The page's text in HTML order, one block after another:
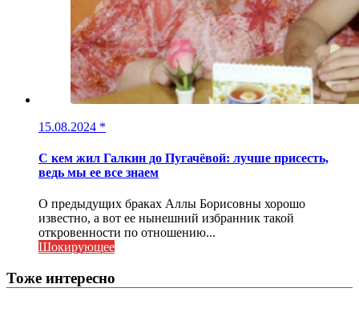
15.08.2024 *
С кем жил Галкин до Пугачёвой: лучше присесть,
ведь мы ее все знаем
О предыдущих браках Аллы Борисовны хорошо
известно, а вот ее нынешний избранник такой
откровенности по отношению...
Шокирующее
Тоже интересно